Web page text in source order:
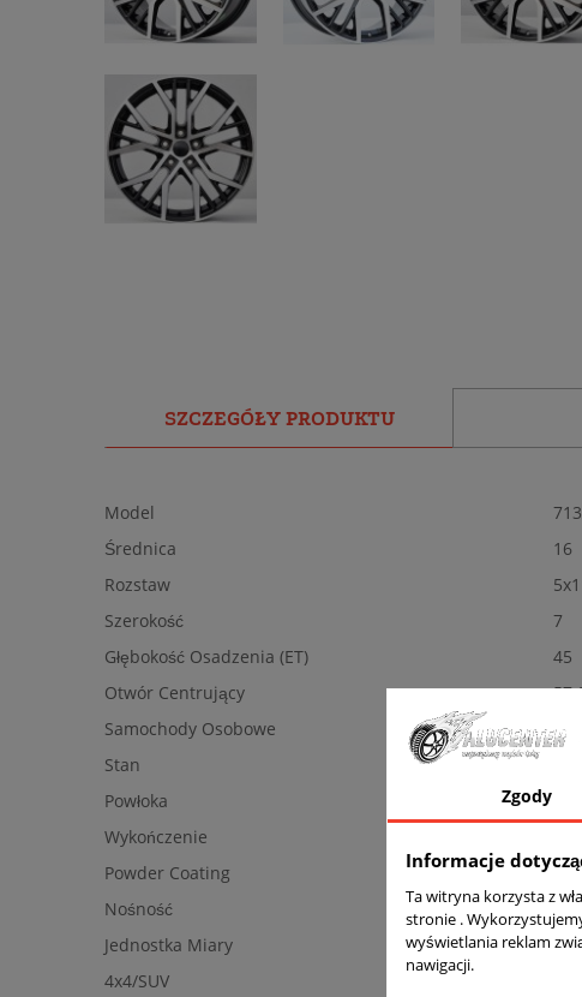
SZCZEGÓŁY PRODUKTU
Model
Średnica
16
Rozstaw
Szerokość
7
Głębokość Osadzenia (ET)
45
Otwór Centrujący
Samochody Osobowe
Tak
Stan
Powłoka
Wykończenie
Powder Coating
Tak
Nośność
675
Jednostka Miary
4x4/SUV
Zgody
Informacje
Ta witryna korzysta z
stronie .
wyświetlania reklam
nawigacji.